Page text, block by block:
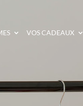
VOS CADEAUX